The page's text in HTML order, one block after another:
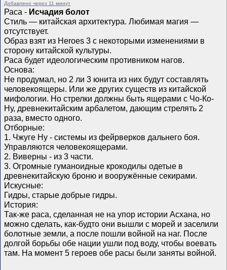
Добавлено через 11 минут
Раса - Исчадия болот
Стиль — китайская архитектура. Любимая магия —
отсутствует.
Образ взят из Heroes 3 с некоторыми изменениями в
сторону китайской культуры.
Раса будет идеологическим противником нагов.
Основа:
Не продумал, но 2 ли 3 юнита из них будут составлять
человекоящеры. Или же других существ из китайской
мифологии. Но стрелки должны быть ящерами с Чо-Ко-
Ну, древнекитайским арбалетом, дающим стрелять 2
раза, вместо одного.
Отборные:
1. Чжуге Ну - системы из фейрверков дальнего боя.
Управляются человекоящерами.
2. Виверны - из 3 части.
3. Огромные гуманоидные крокодилы одетые в
древнекитайскую броню и вооружённые секирами.
Искусные:
Гидры, старые добрые гидры.
История:
Так-же раса, сделанная не на упор истории Асхана, но
можно сделать, как-будто они вышли с морей и заселили
болотные земли, а после пошли войной на наг. После
долгой борьбы обе нации ушли под воду, чтобы воевать
там. На момент 5 героев обе расы были заняты войной.